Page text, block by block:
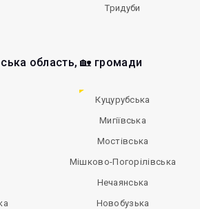
Тридуби
область, 🏡 громади
Куцурубська
Мигіївська
Мостівська
Мішково-Погорілівська
Нечаянська
Новобузька